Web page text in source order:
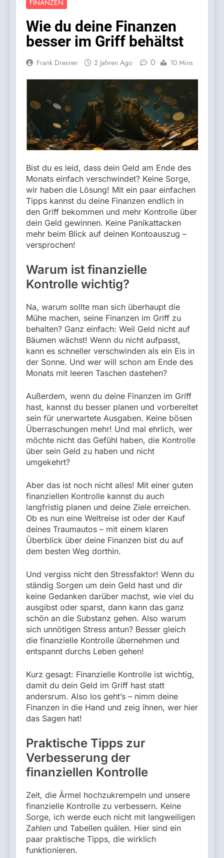
FINANZEN
Wie du deine Finanzen
besser im Griff behältst
Frank Dresner 2 Jahren Ago 0 10 Mins
Bist du es leid, dass dein Geld am Ende des
Monats einfach verschwindet? Keine Sorge,
wir haben die Lösung! Mit ein paar einfachen
Tipps kannst du deine Finanzen endlich in
den Griff bekommen und mehr Kontrolle über
dein Geld gewinnen. Keine Panikattacken
mehr beim Blick auf deinen Kontoauszug –
versprochen!
Warum ist finanzielle
Kontrolle wichtig?
Na, warum sollte man sich überhaupt die
Mühe machen, seine Finanzen im Griff zu
behalten? Ganz einfach: Weil Geld nicht auf
Bäumen wächst! Wenn du nicht aufpasst,
kann es schneller verschwinden als ein Eis in
der Sonne. Und wer will schon am Ende des
Monats mit leeren Taschen dastehen?
Außerdem, wenn du deine Finanzen im Griff
hast, kannst du besser planen und vorbereitet
sein für unerwartete Ausgaben. Keine bösen
Überraschungen mehr! Und mal ehrlich, wer
möchte nicht das Gefühl haben, die Kontrolle
über sein Geld zu haben und nicht
umgekehrt?
Aber das ist noch nicht alles! Mit einer guten
finanziellen Kontrolle kannst du auch
langfristig planen und deine Ziele erreichen.
Ob es nun eine Weltreise ist oder der Kauf
deines Traumautos – mit einem klaren
Überblick über deine Finanzen bist du auf
dem besten Weg dorthin.
Und vergiss nicht den Stressfaktor! Wenn du
ständig Sorgen um dein Geld hast und dir
keine Gedanken darüber machst, wie viel du
ausgibst oder sparst, dann kann das ganz
schön an die Substanz gehen. Also warum
sich unnötigen Stress antun? Besser gleich
die finanzielle Kontrolle übernehmen und
entspannt durchs Leben gehen!
Kurz gesagt: Finanzielle Kontrolle ist wichtig,
damit du dein Geld im Griff hast statt
andersrum. Also los geht’s – nimm deine
Finanzen in die Hand und zeig ihnen, wer hier
das Sagen hat!
Praktische Tipps zur
Verbesserung der
finanziellen Kontrolle
Zeit, die Ärmel hochzukrempeln und unsere
finanzielle Kontrolle zu verbessern. Keine
Sorge, ich werde euch nicht mit langweiligen
Zahlen und Tabellen quälen. Hier sind ein
paar praktische Tipps, die wirklich
funktionieren.